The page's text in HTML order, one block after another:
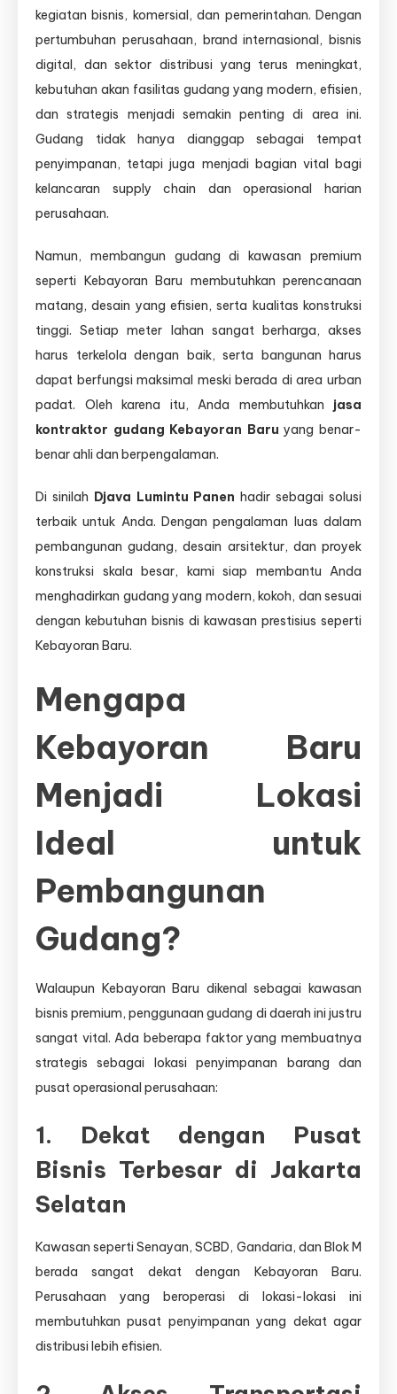
kegiatan bisnis, komersial, dan pemerintahan. Dengan
pertumbuhan perusahaan, brand internasional, bisnis
digital, dan sektor distribusi yang terus meningkat,
kebutuhan akan fasilitas gudang yang modern, efisien,
dan strategis menjadi semakin penting di area ini.
Gudang tidak hanya dianggap sebagai tempat
penyimpanan, tetapi juga menjadi bagian vital bagi
kelancaran supply chain dan operasional harian
perusahaan.
Namun, membangun gudang di kawasan premium
seperti Kebayoran Baru membutuhkan perencanaan
matang, desain yang efisien, serta kualitas konstruksi
tinggi. Setiap meter lahan sangat berharga, akses
harus terkelola dengan baik, serta bangunan harus
dapat berfungsi maksimal meski berada di area urban
padat. Oleh karena itu, Anda membutuhkan jasa
kontraktor gudang Kebayoran Baru yang benar-
benar ahli dan berpengalaman.
Di sinilah Djava Lumintu Panen hadir sebagai solusi
terbaik untuk Anda. Dengan pengalaman luas dalam
pembangunan gudang, desain arsitektur, dan proyek
konstruksi skala besar, kami siap membantu Anda
menghadirkan gudang yang modern, kokoh, dan sesuai
dengan kebutuhan bisnis di kawasan prestisius seperti
Kebayoran Baru.
Mengapa
Kebayoran Baru
Menjadi Lokasi
Ideal untuk
Pembangunan
Gudang?
Walaupun Kebayoran Baru dikenal sebagai kawasan
bisnis premium, penggunaan gudang di daerah ini justru
sangat vital. Ada beberapa faktor yang membuatnya
strategis sebagai lokasi penyimpanan barang dan
pusat operasional perusahaan:
1. Dekat dengan Pusat
Bisnis Terbesar di Jakarta
Selatan
Kawasan seperti Senayan, SCBD, Gandaria, dan Blok M
berada sangat dekat dengan Kebayoran Baru.
Perusahaan yang beroperasi di lokasi-lokasi ini
membutuhkan pusat penyimpanan yang dekat agar
distribusi lebih efisien.